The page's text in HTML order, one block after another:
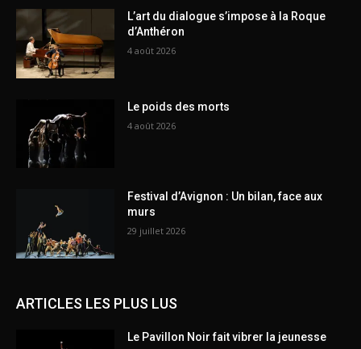
L’art du dialogue s’impose à la Roque
d’Anthéron
4 août 2026
Le poids des morts
4 août 2026
Festival d’Avignon : Un bilan, face aux
murs
29 juillet 2026
ARTICLES LES PLUS LUS
Le Pavillon Noir fait vibrer la jeunesse